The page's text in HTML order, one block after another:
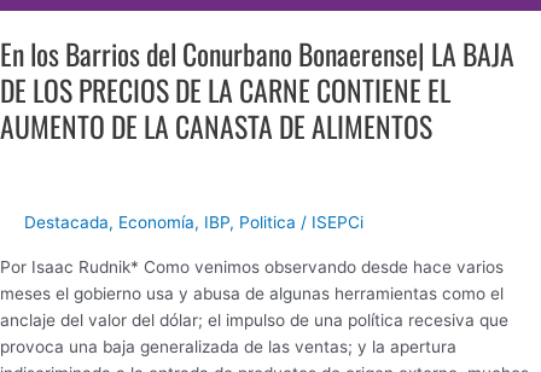
En los Barrios del Conurbano Bonaerense| LA BAJA
DE LOS PRECIOS DE LA CARNE CONTIENE EL
AUMENTO DE LA CANASTA DE ALIMENTOS
Destacada, Economía, IBP, Politica / ISEPCi
Por Isaac Rudnik* Como venimos observando desde hace varios
meses el gobierno usa y abusa de algunas herramientas como el
anclaje del valor del dólar; el impulso de una política recesiva que
provoca una baja generalizada de las ventas; y la apertura
LA
CANASTA
DE
ALIMENTOS